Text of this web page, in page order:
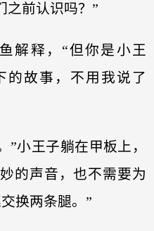
之前认识吗？”
解释，“但你是小王
的故事，不用我说了
”小王子躺在甲板上，
的声音，也不需要为
换两条腿。”